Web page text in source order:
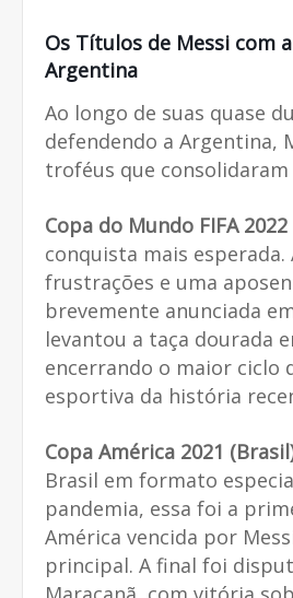
Os Títulos de Messi com
Argentina
Ao longo de suas quase
defendendo a Argentina,
troféus que consolidaram
Copa do Mundo FIFA
conquista mais esperada.
frustrações e uma
brevemente anunciada
levantou a taça dourada
encerrando o maior ciclo
esportiva da história
Copa América 2021
Brasil em formato
pandemia, essa foi a
América vencida por
principal. A final foi